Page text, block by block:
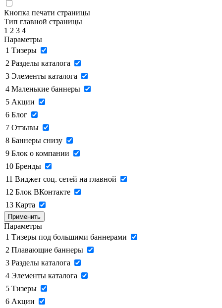
Кнопка печати страницы
Тип главной страницы
1 2 3 4
Параметры
1 Тизеры
2 Разделы каталога
3 Элементы каталога
4 Маленькие баннеры
5 Акции
6 Блог
7 Отзывы
8 Баннеры снизу
9 Блок о компании
10 Бренды
11 Виджет соц. сетей на главной
12 Блок ВКонтакте
13 Карта
Применить
Параметры
1 Тизеры под большими баннерами
2 Плавающие баннеры
3 Разделы каталога
4 Элементы каталога
5 Тизеры
6 Акции